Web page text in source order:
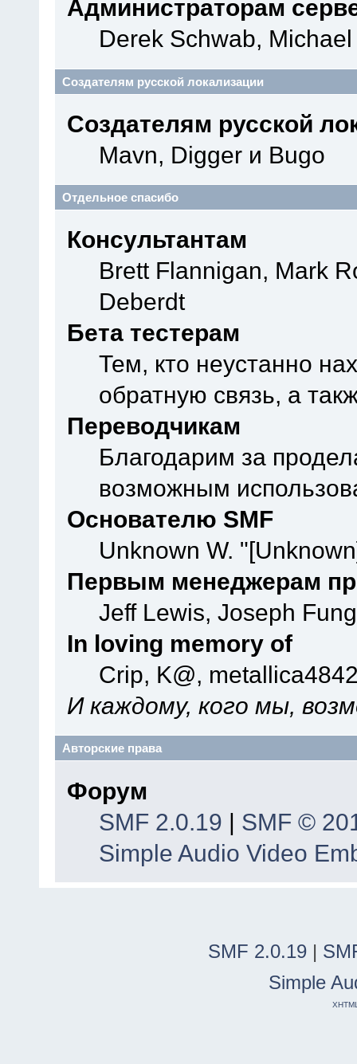
Администраторам
Derek Schwab,
Создателям русской локализации
Создателям русской
Mavn, Digger и Bugo
Отдельное спасибо
Консультантам
Brett Flannigan, Mark
Deberdt
Бета тестерам
Тем, кто неустанно
обратную связь, а
Переводчикам
Благодарим за
возможным
Основателю SMF
Unknown W.
Первым менеджерам
Jeff Lewis, Joseph
In loving memory of
Crip, K@,
И каждому, кого мы,
Авторские права
Форум
SMF 2.0.19 | SMF ©
Simple Audio Video
SMF 2.0.19 |
Simple